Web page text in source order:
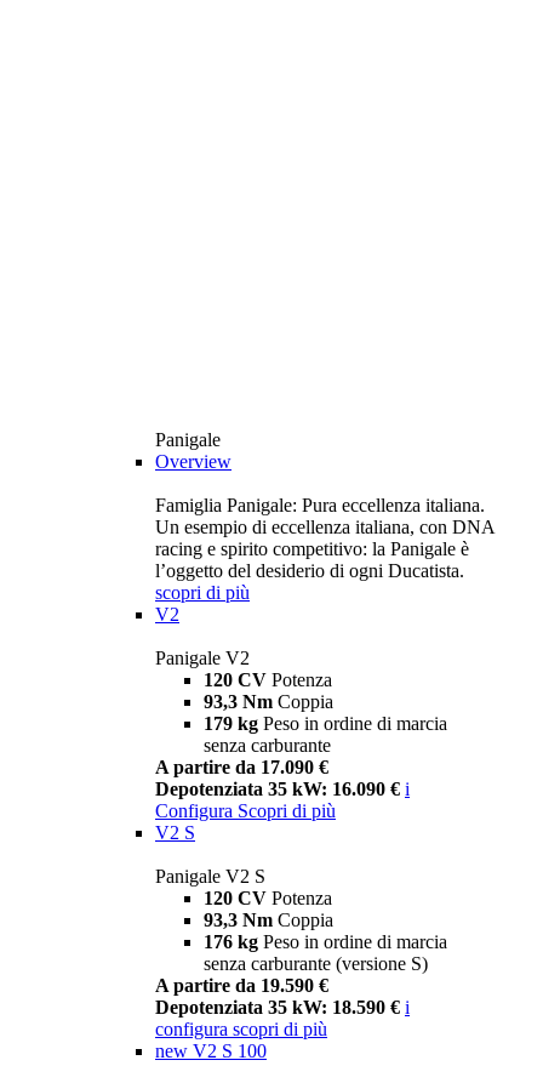
Panigale
Overview
Famiglia Panigale: Pura eccellenza italiana.
Un esempio di eccellenza italiana, con DNA
racing e spirito competitivo: la Panigale è
l’oggetto del desiderio di ogni Ducatista.
scopri di più
V2
Panigale V2
120 CV Potenza
93,3 Nm Coppia
179 kg Peso in ordine di marcia
senza carburante
A partire da 17.090 €
Depotenziata 35 kW: 16.090 € i
Configura Scopri di più
V2 S
Panigale V2 S
120 CV Potenza
93,3 Nm Coppia
176 kg Peso in ordine di marcia
senza carburante (versione S)
A partire da 19.590 €
Depotenziata 35 kW: 18.590 € i
configura scopri di più
new V2 S 100